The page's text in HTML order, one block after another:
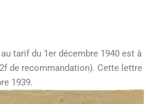
tarif du 1er décembre 1940 est à
de recommandation). Cette lettre
1939.